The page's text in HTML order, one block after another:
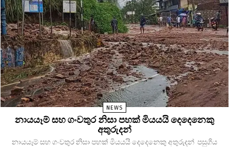
NEWS
නායයෑම් සහ ගංවතුර නිසා පහක් මියයයි දෙදෙනෙකු
අතුරුදන්
නායයෑම් සහ ගංවතුර නිසා පහක් මියයයි දෙදෙනෙකු අතුරුදන් පසුගිය